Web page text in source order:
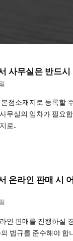
사무실은 반드
점소재지로 등록할
무실의 임차가 필요
로..
온라인 판매 시
인 판매를 진행하실
법규를 준수해야